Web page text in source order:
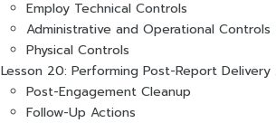
Employ Technical Controls
Administrative and Operational Controls
Physical Controls
Lesson 20: Performing Post-Report
Post-Engagement Cleanup
Follow-Up Actions